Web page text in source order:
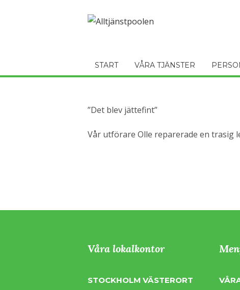
START VÅRA TJÄNSTER
”Det blev jättefint”
Vår utförare Olle reparerade en trasig
Våra lokalkontor
STOCKHOLM VÄSTERORT